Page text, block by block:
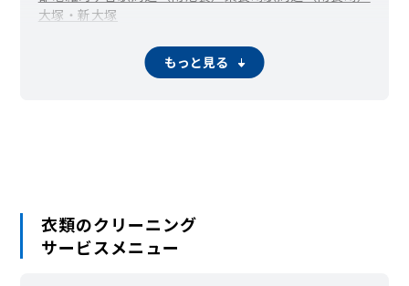
大塚・新大塚
もっと見る
衣類のクリーニング
サービスメニュー